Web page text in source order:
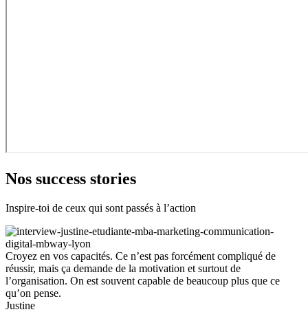
Nos success stories
Inspire-toi de ceux qui sont passés à l’action
Croyez en vos capacités. Ce n’est pas forcément compliqué de
réussir, mais ça demande de la motivation et surtout de
l’organisation. On est souvent capable de beaucoup plus que ce
qu’on pense.
Justine